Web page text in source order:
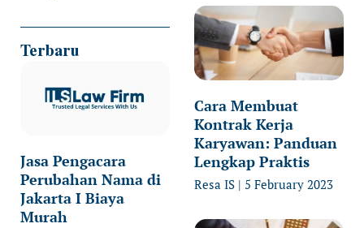
Terbaru
Jasa Pengacara
Perubahan Nama di
Jakarta I Biaya
Murah
Cara Membuat
Kontrak Kerja
Karyawan: Panduan
Lengkap Praktis
Resa IS 5 February 2023